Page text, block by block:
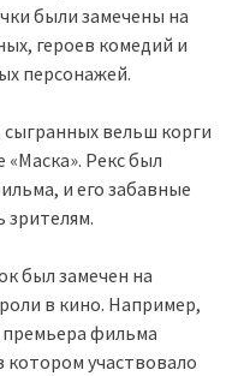
были замечены на
героев комедий и
персонажей.
вельш корги
Рекс был
и его забавные
зрителям.
был замечен на
в кино. Например,
премьера фильма
участвовало